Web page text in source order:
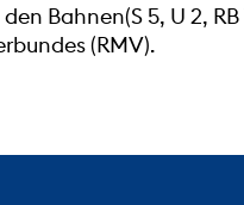
Bahnen(S 5, U 2,
(RMV).